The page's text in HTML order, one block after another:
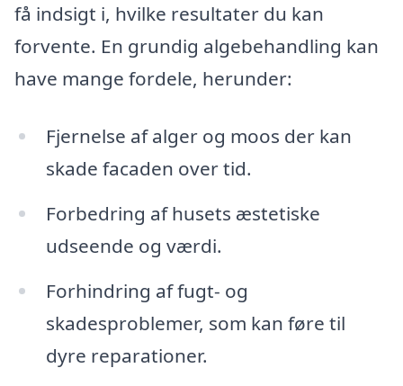
få indsigt i, hvilke resultater du kan
forvente. En grundig algebehandling kan
have mange fordele, herunder:
Fjernelse af alger og moos der kan
skade facaden over tid.
Forbedring af husets æstetiske
udseende og værdi.
Forhindring af fugt- og
skadesproblemer, som kan føre til
dyre reparationer.